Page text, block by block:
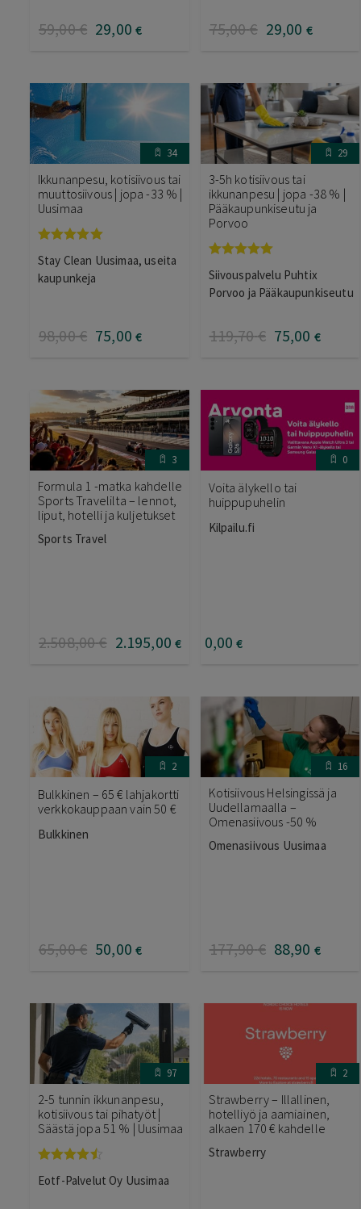
59,00€ 29,00 € 75,00€ 29,00 €
34
Ikkunanpesu, kotisiivous tai
muuttosiivous | jopa -33 % |
Uusimaa
tuotteesta:
5.00/ 5
Stay Clean Uusimaa, useita
kaupunkeja
98,00€ 75,00 €
29
3-5h kotisiivous tai
ikkunanpesu | jopa -38 % |
Pääkaupunkiseutu ja
Porvoo
tuotteesta:
5.00/ 5
Siivouspalvelu Puhtix
Porvoo ja Pääkaupunkiseutu
119,70€ 75,00 €
3
Formula 1 -matka kahdelle
Sports Travelilta – lennot,
liput, hotelli ja kuljetukset
Sports Travel
2.508,00€ 2.195,00 €
0
Voita älykello tai
huippupuhelin
Kilpailu.fi
0,00 €
2
Bulkkinen – 65 € lahjakortti
verkkokauppaan vain 50 €
Bulkkinen
65,00€ 50,00 €
16
Kotisiivous Helsingissä ja
Uudellamaalla –
Omenasiivous -50 %
Omenasiivous Uusimaa
177,90€ 88,90 €
97
2-5 tunnin ikkunanpesu,
kotisiivous tai pihatyöt |
Säästä jopa 51 % | Uusimaa
tuotteesta:
Eotf-Palvelut Oy Uusimaa
2
Strawberry – Illallinen,
hotelliyö ja aamiainen,
alkaen 170 € kahdelle
Strawberry